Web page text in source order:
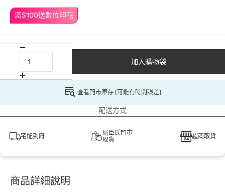
滿$100送數位印花
加入購物袋
查看門市庫存 (可能有時間誤差)
配送方式
宅配到府
屈臣氏門市
取貨
超商取貨
商品詳細說明